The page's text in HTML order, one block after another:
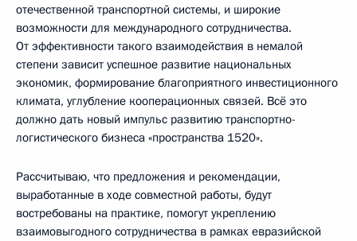
отечественной транспортной системы, и широкие
возможности для международного сотрудничества.
От эффективности такого взаимодействия в немалой
степени зависит успешное развитие национальных
экономик, формирование благоприятного инвестиционного
климата, углубление кооперационных связей. Всё это
должно дать новый импульс развитию транспортно-
логистического бизнеса «пространства 1520».
Рассчитываю, что предложения и рекомендации,
выработанные в ходе совместной работы, будут
востребованы на практике, помогут укреплению
взаимовыгодного сотрудничества в рамках евразийской